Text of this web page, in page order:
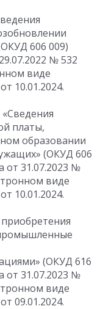
606 009)
№ 532
виде
10.01.2024.
платы,
образовании
(ОКУД 606
от 31.07.2023 №
виде
10.01.2024.
(ОКУД 616
от 31.07.2023 №
виде
09.01.2024.